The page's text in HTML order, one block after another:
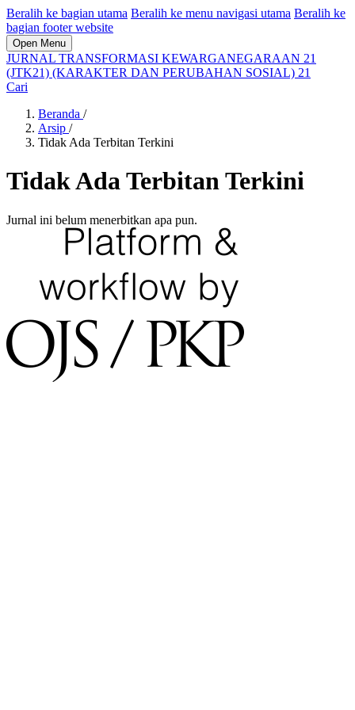
Beralih ke bagian utama Beralih ke menu navigasi utama Beralih ke
bagian footer website
Open Menu
JURNAL TRANSFORMASI KEWARGANEGARAAN 21
(JTK21) (KARAKTER DAN PERUBAHAN SOSIAL) 21
Cari
Beranda /
Arsip /
Tidak Ada Terbitan Terkini
Tidak Ada Terbitan Terkini
Jurnal ini belum menerbitkan apa pun.